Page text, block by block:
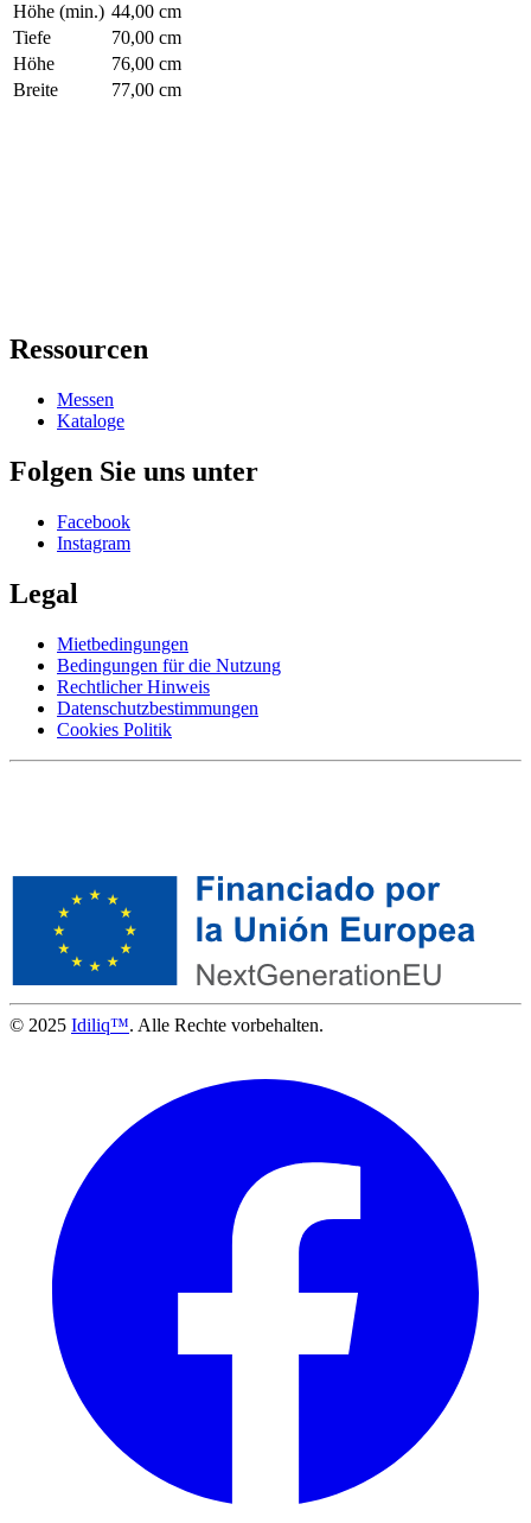
Höhe (min.) 44,00 cm
Tiefe
70,00 cm
Höhe
76,00 cm
Breite
77,00 cm
Ressourcen
Messen
Kataloge
Folgen Sie uns unter
Facebook
Instagram
Legal
Mietbedingungen
Bedingungen für die Nutzung
Rechtlicher Hinweis
Datenschutzbestimmungen
Cookies Politik
© 2025 Idiliq™. Alle Rechte vorbehalten.